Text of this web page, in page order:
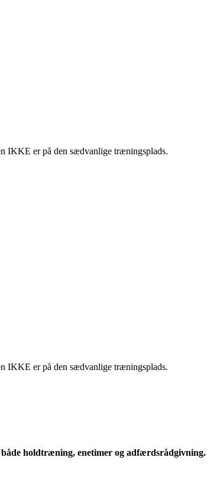
IKKE er på den sædvanlige træningsplads.
IKKE er på den sædvanlige træningsplads.
holdtræning, enetimer og adfærdsrådgivning.